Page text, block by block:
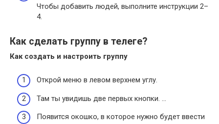
Чтобы добавить людей, выполните инструкции 2–
4.
Как сделать группу в телеге?
Как создать и настроить группу
Открой меню в левом верхнем углу.
Там ты увидишь две первых кнопки. …
Появится окошко, в которое нужно будет ввести